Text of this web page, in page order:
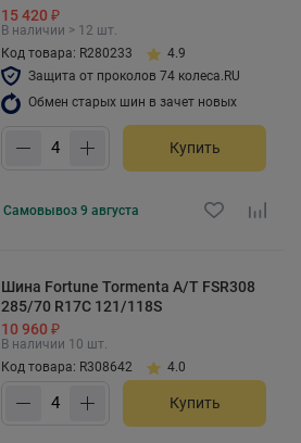
15 420 ₽
В наличии > 12 шт.
Код товара: R280233
4.9
Защита от проколов 74 колеса.RU
Обмен старых шин в зачет новых
Купить
Самовывоз 9 августа
Шина Fortune Tormenta A/T FSR308
285/70 R17C 121/118S
10 960 ₽
В наличии 10 шт.
Код товара: R308642
4.0
Купить